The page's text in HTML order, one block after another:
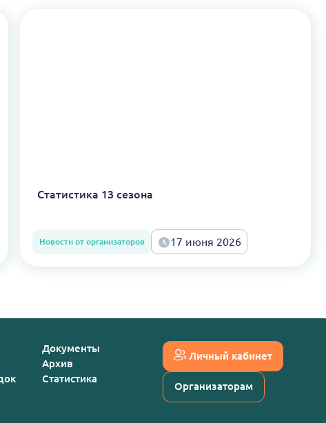
Статистика 13 сезона
Новости от организаторов 17 июня 2026
Документы
Архив
Статистика
Личный кабинет
Организаторам